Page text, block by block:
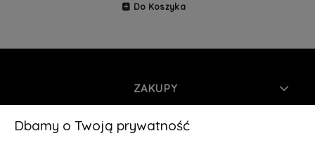
Do Koszyka
ZAKUPY
INFORMACJE
Dbamy o Twoją prywatność